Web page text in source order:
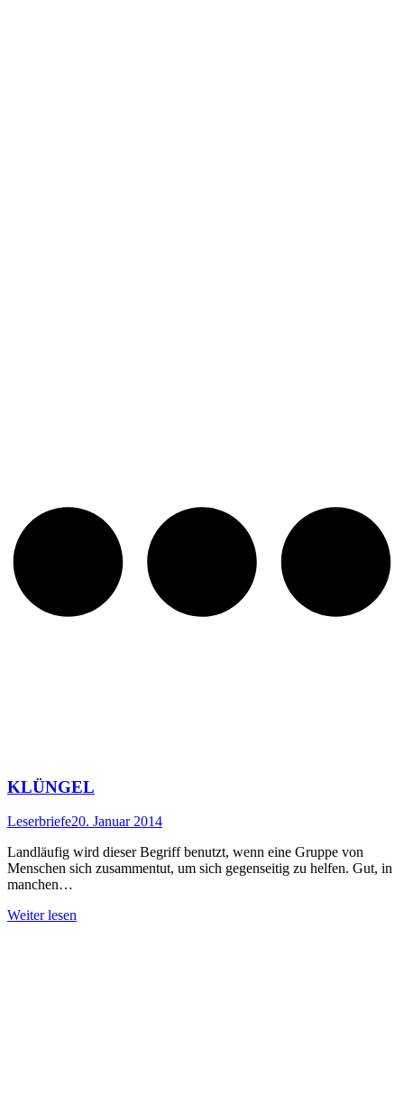
KLÜNGEL
Leserbriefe20. Januar 2014
Landläufig wird dieser Begriff benutzt, wenn eine Gruppe von
Menschen sich zusammentut, um sich gegenseitig zu helfen. Gut, in
manchen…
Weiter lesen